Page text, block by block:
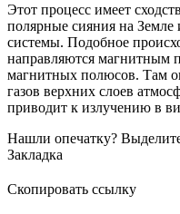
Этот процесс имеет
полярные сияния на Земле
системы. Подобное
направляются магнитным
магнитных полюсов. Там
газов верхних слоев
приводит к излучению в
Нашли опечатку?
Закладка
Скопировать ссылку